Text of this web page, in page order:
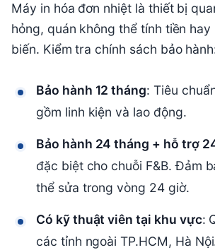
Máy in hóa đơn nhiệt là thiết bị
hỏng, quán không thể tính tiền
biến. Kiểm tra chính sách bảo
Bảo hành 12 tháng: Tiêu
gồm linh kiện và lao động.
Bảo hành 24 tháng + hỗ trợ
đặc biệt cho chuỗi F&B. Đảm
thể sửa trong vòng 24 giờ.
Có kỹ thuật viên tại khu vực:
các tỉnh ngoài TP.HCM, Hà